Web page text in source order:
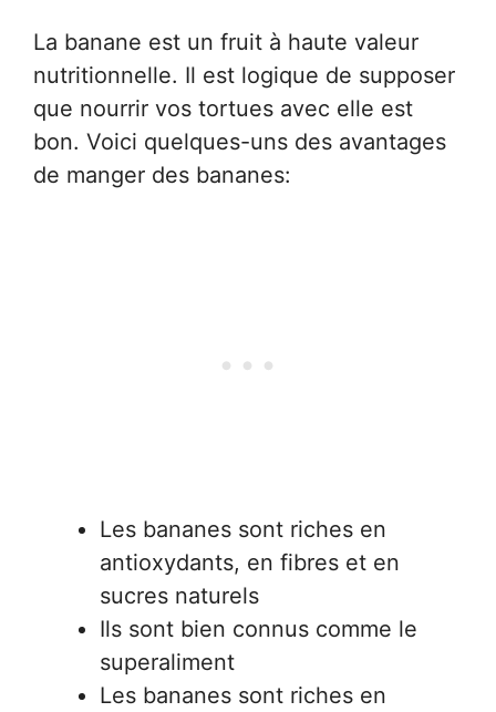
La banane est un fruit à haute valeur
nutritionnelle. Il est logique de supposer
que nourrir vos tortues avec elle est
bon. Voici quelques-uns des avantages
de manger des bananes:
Les bananes sont riches en
antioxydants, en fibres et en
sucres naturels
Ils sont bien connus comme le
superaliment
Les bananes sont riches en